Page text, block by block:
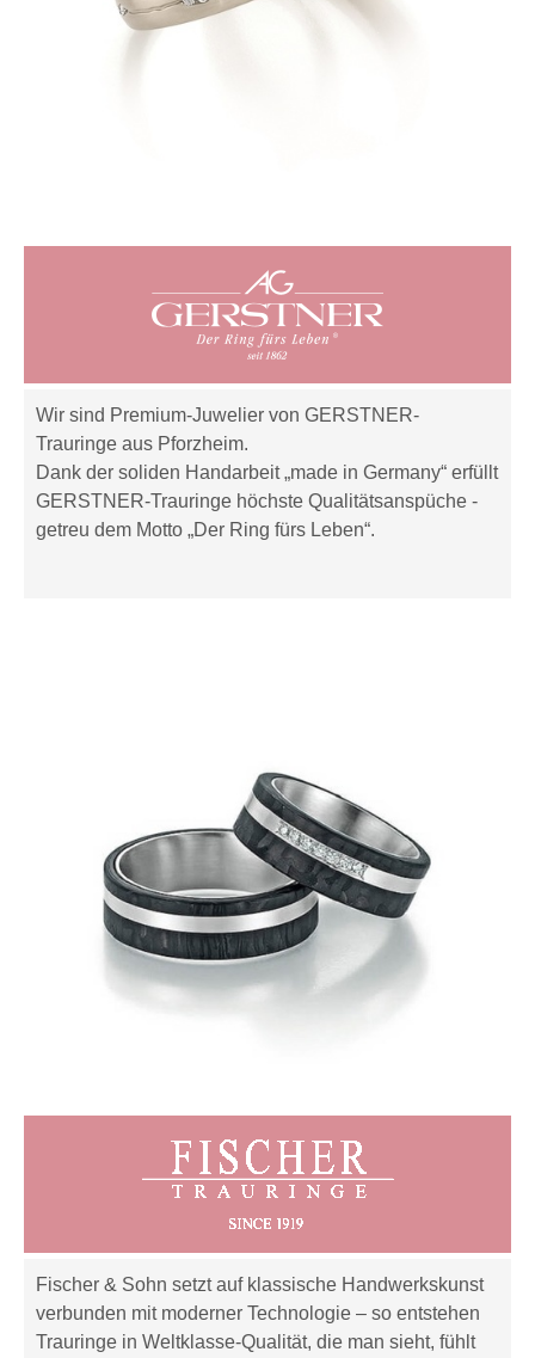
Wir sind Premium-Juwelier von GERSTNER-
Trauringe aus Pforzheim.
Dank der soliden Handarbeit „made in Germany“ erfüllt
GERSTNER-Trauringe höchste Qualitätsanspüche -
getreu dem Motto „Der Ring fürs Leben“.
Fischer & Sohn setzt auf klassische Handwerkskunst
verbunden mit moderner Technologie – so entstehen
Trauringe in Weltklasse-Qualität, die man sieht, fühlt